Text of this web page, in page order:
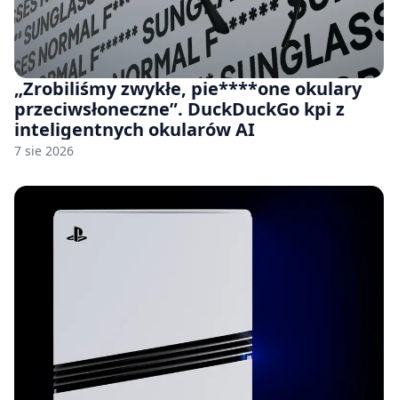
„Zrobiliśmy zwykłe, pie****one okulary
przeciwsłoneczne”. DuckDuckGo kpi z
inteligentnych okularów AI
7 sie 2026